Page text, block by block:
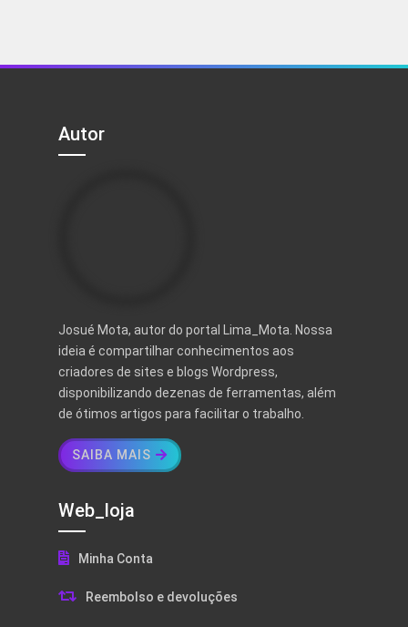
Autor
Josué Mota, autor do portal Lima_Mota. Nossa
ideia é compartilhar conhecimentos aos
criadores de sites e blogs Wordpress,
disponibilizando dezenas de ferramentas, além
de ótimos artigos para facilitar o trabalho.
SAIBA MAIS
Web_loja
Minha Conta
Reembolso e devoluções